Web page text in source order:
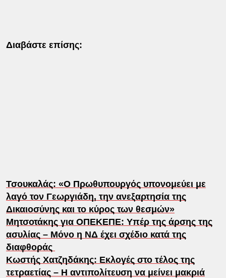
Διαβάστε επίσης:
Τσουκαλάς: «Ο Πρωθυπουργός υπονομεύει με
λαγό τον Γεωργιάδη, την ανεξαρτησία της
Δικαιοσύνης και το κύρος των θεσμών»
Μητσοτάκης για ΟΠΕΚΕΠΕ: Υπέρ της άρσης της
ασυλίας – Μόνο η ΝΔ έχει σχέδιο κατά της
διαφθοράς
Κωστής Χατζηδάκης: Εκλογές στο τέλος της
τετραετίας – Η αντιπολίτευση να μείνει μακριά